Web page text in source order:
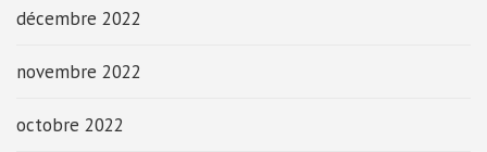
décembre 2022
novembre 2022
octobre 2022